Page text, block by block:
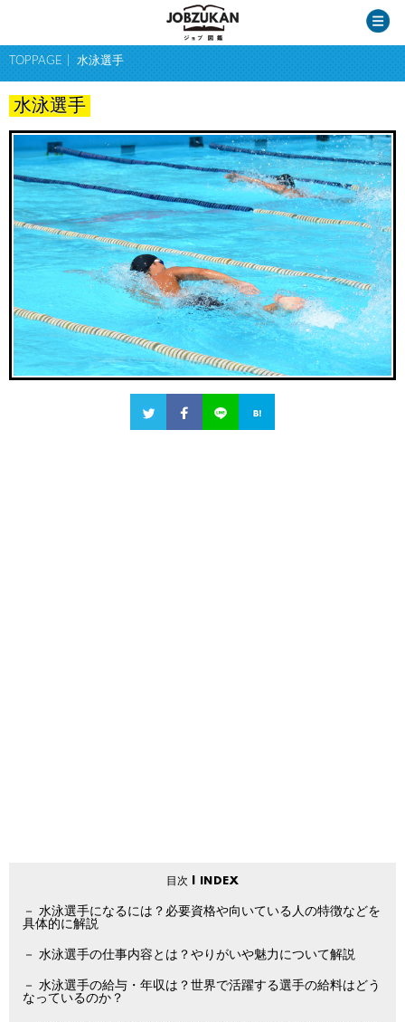
TOPPAGE 水泳選手
水泳選手
水泳選手になるには？必要資格や向いている人の特徴などを
具体的に解説
水泳選手の仕事内容とは？やりがいや魅力について解説
水泳選手の給与・年収は？世界で活躍する選手の給料はどう
なっているのか？